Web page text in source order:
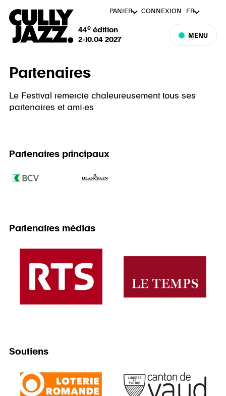
44eédition
2-10.04 2027
MENU
PANIER CONNEXION FR
Partenaires
Le Festival remercie chaleureusement tous ses
partenaires et ami·es
Partenaires principaux
Partenaires médias
Soutiens